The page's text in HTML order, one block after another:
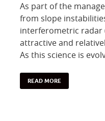
As part of the
from slope
interferometric radar
attractive and
As this science is
READ MORE